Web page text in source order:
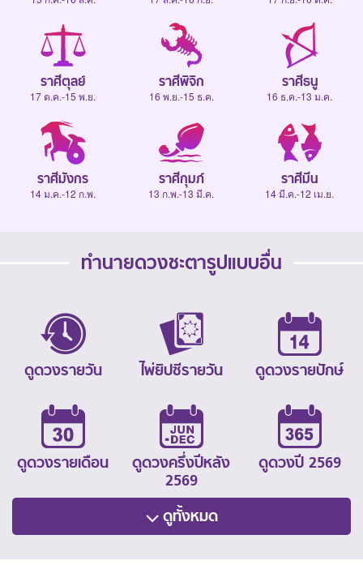
ราศีตุลย์
17 ต.ค.-15 พ.ย.
ราศีพิจิก
16 พ.ย.-15 ธ.ค.
ราศีธนู
16 ธ.ค.-13 ม.ค.
ราศีมังกร
14 ม.ค.-12 ก.พ.
ราศีกุมภ์
13 ก.พ.-13 มี.ค.
ราศีมีน
14 มี.ค.-12 เม.ย.
ทำนายดวงชะตารูปแบบอื่น
ดูดวงรายวัน ไพ่ยิปซีรายวัน ดูดวงรายปักษ์
ดูดวงรายเดือน
ดูดวงครึ่งปีหลัง
2569
ดูดวงปี 2569
ดูทั้งหมด